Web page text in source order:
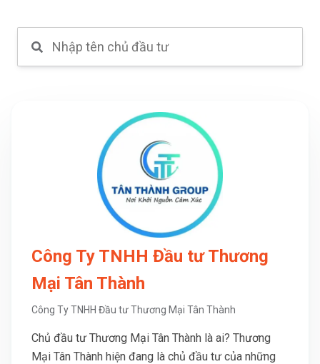
Công Ty TNHH Đầu tư Thương
Mại Tân Thành
Công Ty TNHH Đầu tư Thương Mại Tân Thành
Chủ đầu tư Thương Mại Tân Thành là ai? Thương
Mại Tân Thành hiện đang là chủ đầu tư của những